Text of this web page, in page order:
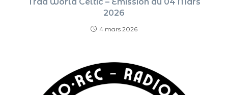
2026
4 mars 2026